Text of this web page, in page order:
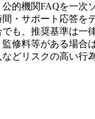
的機関FAQを一
・サポート応答を
も、推奨基準は一
修料等がある場合
どリスクの高い行